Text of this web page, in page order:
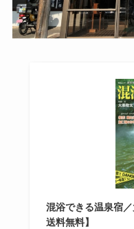
混浴できる温泉宿
送料無料】